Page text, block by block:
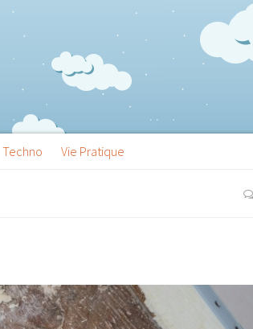
Techno Vie Pratique